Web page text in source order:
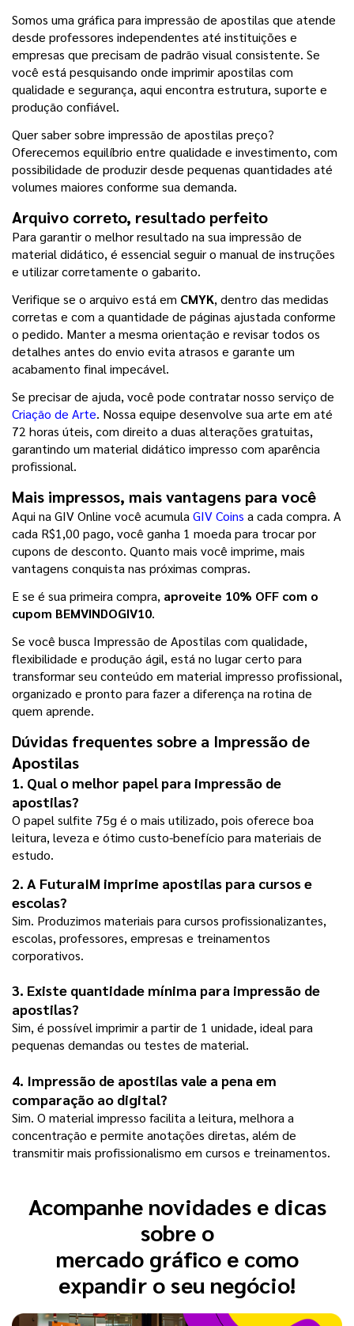
Somos uma gráfica para impressão de apostilas que atende
desde professores independentes até instituições e
empresas que precisam de padrão visual consistente. Se
você está pesquisando onde imprimir apostilas com
qualidade e segurança, aqui encontra estrutura, suporte e
produção confiável.
Quer saber sobre impressão de apostilas preço?
Oferecemos equilíbrio entre qualidade e investimento, com
possibilidade de produzir desde pequenas quantidades até
volumes maiores conforme sua demanda.
Arquivo correto, resultado perfeito
Para garantir o melhor resultado na sua impressão de
material didático, é essencial seguir o manual de instruções
e utilizar corretamente o gabarito.
Verifique se o arquivo está em CMYK, dentro das medidas
corretas e com a quantidade de páginas ajustada conforme
o pedido. Manter a mesma orientação e revisar todos os
detalhes antes do envio evita atrasos e garante um
acabamento final impecável.
Criação de Arte. Nossa equipe desenvolve sua arte em até
72 horas úteis, com direito a duas alterações gratuitas,
garantindo um material didático impresso com aparência
profissional.
Mais impressos, mais vantagens para você
Aqui na GIV Online você acumula GIV Coins a cada compra. A
cada R$1,00 pago, você ganha 1 moeda para trocar por
cupons de desconto. Quanto mais você imprime, mais
vantagens conquista nas próximas compras.
E se é sua primeira compra, aproveite 10% OFF com o
cupom BEMVINDOGIV10.
Se você busca Impressão de Apostilas com qualidade,
flexibilidade e produção ágil, está no lugar certo para
transformar seu conteúdo em material impresso profissional,
organizado e pronto para fazer a diferença na rotina de
quem aprende.
Dúvidas frequentes sobre a Impressão de
Apostilas
1. Qual o melhor papel para impressão de
apostilas?
O papel sulfite 75g é o mais utilizado, pois oferece boa
leitura, leveza e ótimo custo-benefício para materiais de
estudo.
2. A FuturaIM imprime apostilas para cursos e
escolas?
Sim. Produzimos materiais para cursos profissionalizantes,
escolas, professores, empresas e treinamentos
corporativos.
3. Existe quantidade mínima para impressão de
apostilas?
Sim, é possível imprimir a partir de 1 unidade, ideal para
pequenas demandas ou testes de material.
4. Impressão de apostilas vale a pena em
comparação ao digital?
Sim. O material impresso facilita a leitura, melhora a
concentração e permite anotações diretas, além de
transmitir mais profissionalismo em cursos e treinamentos.
Acompanhe novidades e dicas
sobre o
mercado gráfico e como
expandir o seu negócio!